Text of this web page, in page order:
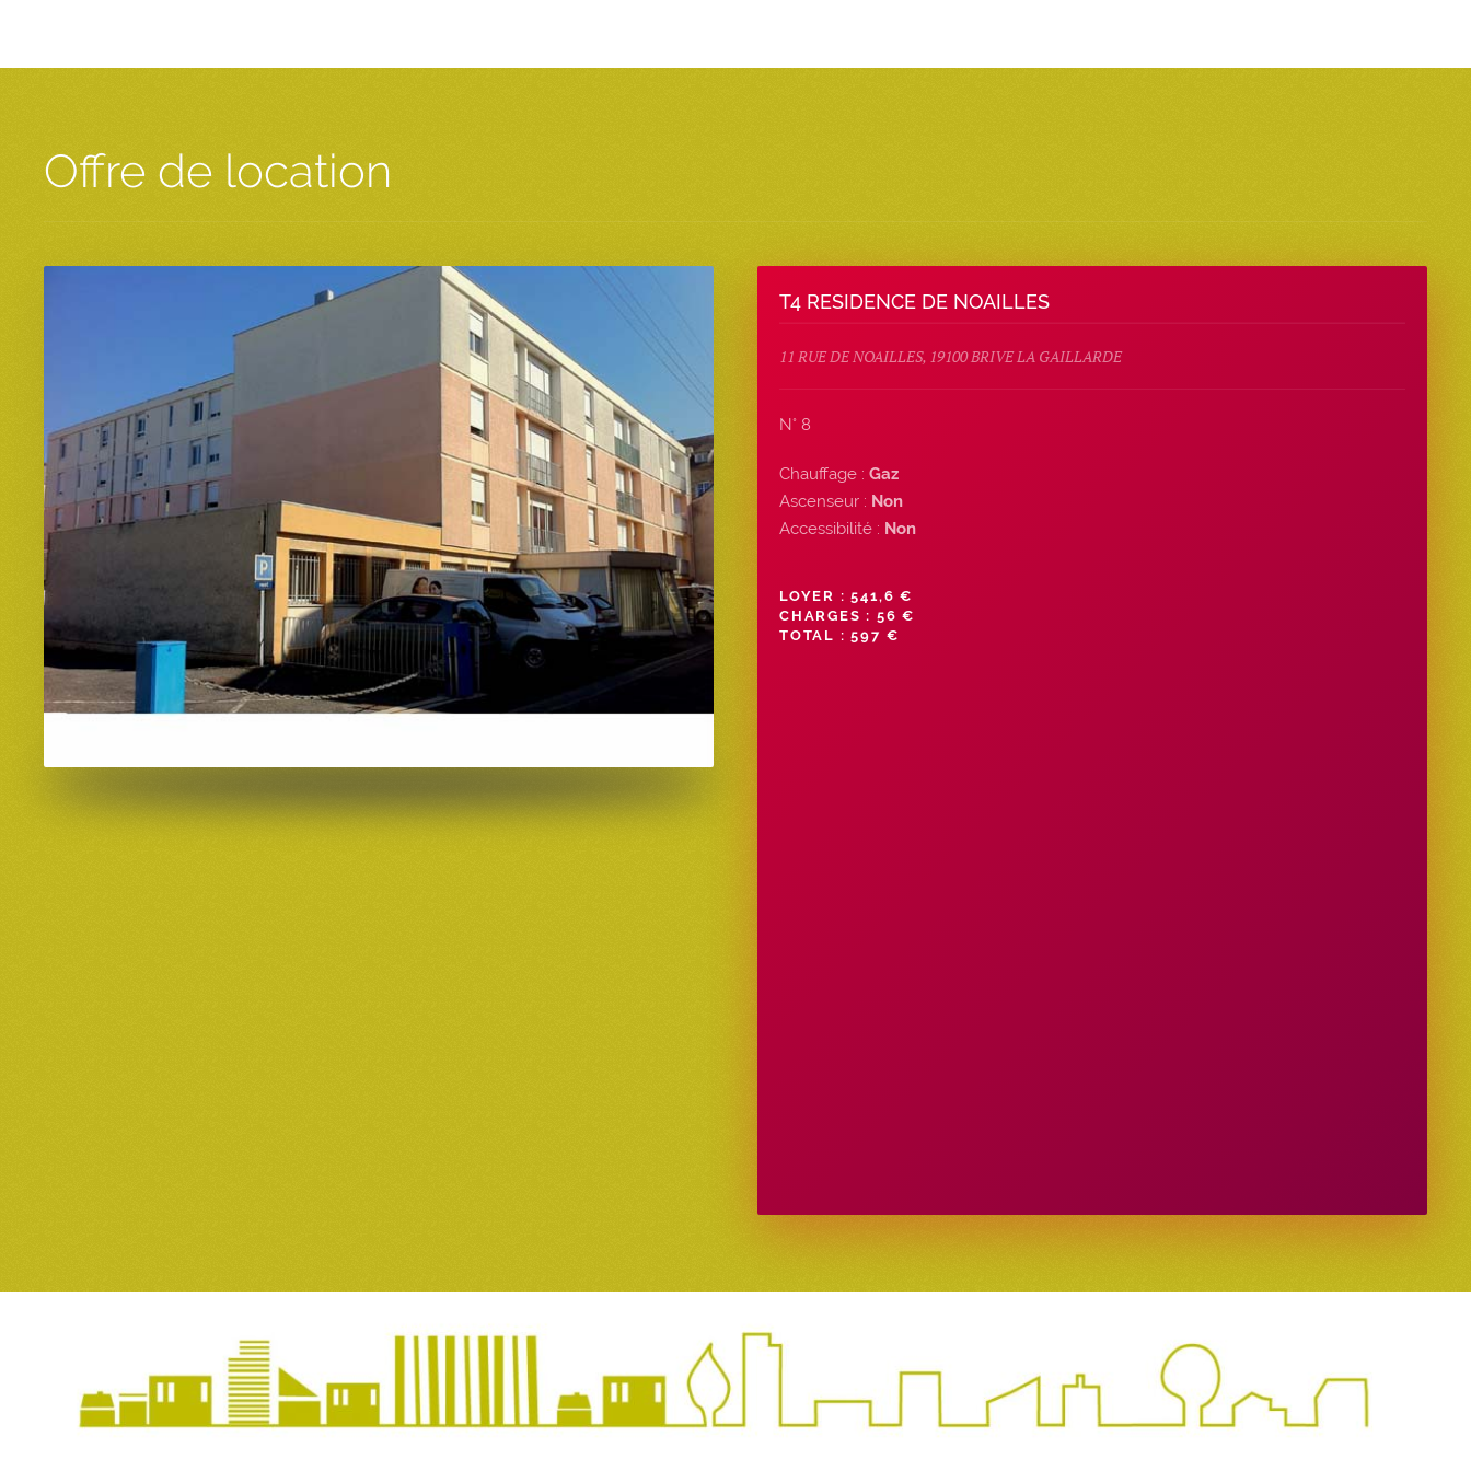
Offre de location
T4 RESIDENCE DE NOAILLES
11 RUE DE NOAILLES, 19100 BRIVE LA GAILLARDE
N° 8
Chauffage : Gaz
Ascenseur : Non
Accessibilité : Non
LOYER : 541,6 €
CHARGES : 56 €
TOTAL : 597 €